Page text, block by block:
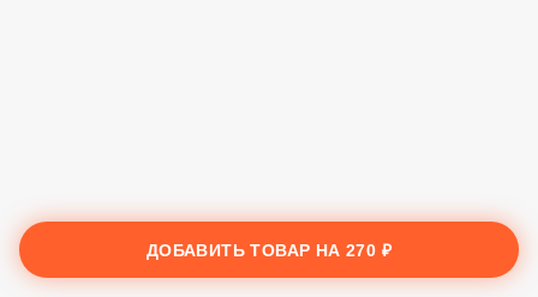
ДОБАВИТЬ ТОВАР НА270 ₽